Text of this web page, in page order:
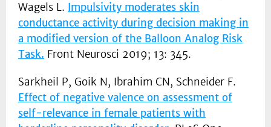
Wagels L. Impulsivity moderates skin
conductance activity during decision making in
a modified version of the Balloon Analog Risk
Task. Front Neurosci 2019; 13: 345.
Sarkheil P, Goik N, Ibrahim CN, Schneider F.
Effect of negative valence on assessment of
self-relevance in female patients with